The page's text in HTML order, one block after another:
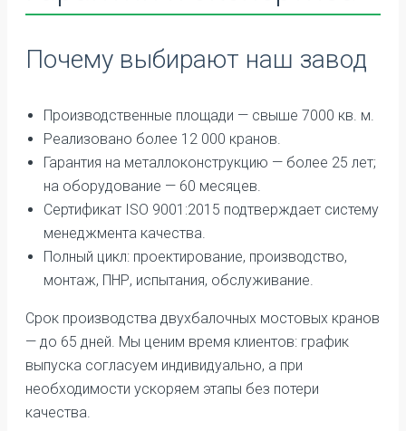
Почему выбирают наш завод
Производственные площади — свыше 7000 кв. м.
Реализовано более 12 000 кранов.
Гарантия на металлоконструкцию — более 25 лет;
на оборудование — 60 месяцев.
Сертификат ISO 9001:2015 подтверждает систему
менеджмента качества.
Полный цикл: проектирование, производство,
монтаж, ПНР, испытания, обслуживание.
Срок производства двухбалочных мостовых кранов
— до 65 дней. Мы ценим время клиентов: график
выпуска согласуем индивидуально, а при
необходимости ускоряем этапы без потери
качества.